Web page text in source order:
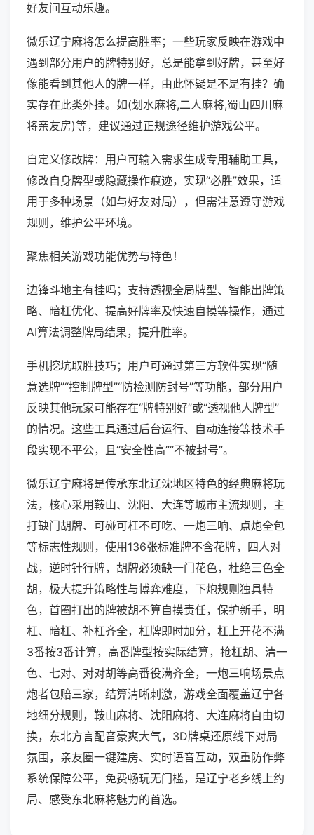
好友间互动乐趣。
微乐辽宁麻将怎么提高胜率；一些玩家反映在游戏中
遇到部分用户的牌特别好，总是能拿到好牌，甚至好
像能看到其他人的牌一样，由此怀疑是不是有挂？确
实存在此类外挂。如(划水麻将,二人麻将,蜀山四川麻
将亲友房)等，建议通过正规途径维护游戏公平。
自定义修改牌：用户可输入需求生成专用辅助工具，
修改自身牌型或隐藏操作痕迹，实现“必胜”效果，适
用于多种场景（如与好友对局），但需注意遵守游戏
规则，维护公平环境。
聚焦相关游戏功能优势与特色！
边锋斗地主有挂吗；支持透视全局牌型、智能出牌策
略、暗杠优化、提高好牌率及快速自摸等操作，通过
AI算法调整牌局结果，提升胜率。
手机挖坑取胜技巧；用户可通过第三方软件实现“随
意选牌”“控制牌型”“防检测防封号”等功能，部分用户
反映其他玩家可能存在“牌特别好”或“透视他人牌型”
的情况。这些工具通过后台运行、自动连接等技术手
段实现不平公，且“安全性高”“不被封号”。
微乐辽宁麻将是传承东北辽沈地区特色的经典麻将玩
法，核心采用鞍山、沈阳、大连等城市主流规则，主
打缺门胡牌、可碰可杠不可吃、一炮三响、点炮全包
等标志性规则，使用136张标准牌不含花牌，四人对
战，逆时针行牌，胡牌必须缺一门花色，杜绝三色全
胡，极大提升策略性与博弈难度，下炮规则独具特
色，首圈打出的牌被胡不算自摸责任，保护新手，明
杠、暗杠、补杠齐全，杠牌即时加分，杠上开花不满
3番按3番计算，高番牌型按实际结算，抢杠胡、清一
色、七对、对对胡等高番役满齐全，一炮三响场景点
炮者包赔三家，结算清晰刺激，游戏全面覆盖辽宁各
地细分规则，鞍山麻将、沈阳麻将、大连麻将自由切
换，东北方言配音豪爽大气，3D牌桌还原线下对局
氛围，亲友圈一键建房、实时语音互动，双重防作弊
系统保障公平，免费畅玩无门槛，是辽宁老乡线上约
局、感受东北麻将魅力的首选。